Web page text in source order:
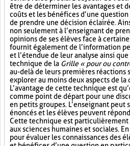
être de déterminer les avantages et
coûts et les bénéfices d’une
de prendre une décision éclairée.
non seulement à l’enseignant de
opinions de ses élèves face à
fournit également de l’information
et l’étendue de leur analyse ainsi
technique de la Grille « pour ou
au-delà de leurs premières réactions
explorer au moins deux aspects de la
L’avantage de cette technique est
comme point de départ pour une
en petits groupes. L’enseignant peut
énoncés et les élèves peuvent
Cette technique est particulièrement
aux sciences humaines et sociales.
pour évaluer les connaissances des